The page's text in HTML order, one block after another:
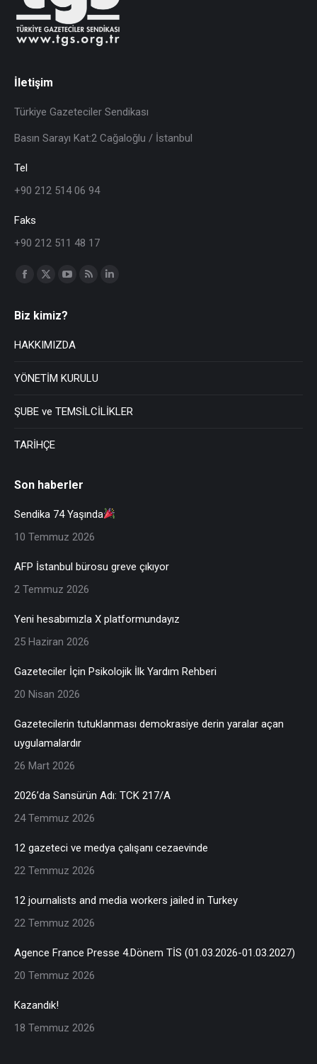
İletişim
Türkiye Gazeteciler Sendikası
Basın Sarayı Kat:2 Cağaloğlu / İstanbul
Tel
+90 212 514 06 94
Faks
+90 212 511 48 17
Find us on:
Biz kimiz?
HAKKIMIZDA
YÖNETİM KURULU
ŞUBE ve TEMSİLCİLİKLER
TARİHÇE
Son haberler
Sendika 74 Yaşında
10 Temmuz 2026
AFP İstanbul bürosu greve çıkıyor
2 Temmuz 2026
Yeni hesabımızla X platformundayız
25 Haziran 2026
Gazeteciler İçin Psikolojik İlk Yardım Rehberi
20 Nisan 2026
Gazetecilerin tutuklanması demokrasiye derin yaralar açan
uygulamalardır
26 Mart 2026
2026’da Sansürün Adı: TCK 217/A
24 Temmuz 2026
12 gazeteci ve medya çalışanı cezaevinde
22 Temmuz 2026
12 journalists and media workers jailed in Turkey
22 Temmuz 2026
Agence France Presse 4.Dönem TİS (01.03.2026-01.03.2027)
20 Temmuz 2026
Kazandık!
18 Temmuz 2026